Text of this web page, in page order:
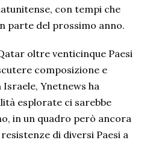
con tempi che
parte del prossimo anno.
oltre venticinque Paesi
composizione e
Ynetnews ha
esplorate ci sarebbe
in un quadro però ancora
di diversi Paesi a